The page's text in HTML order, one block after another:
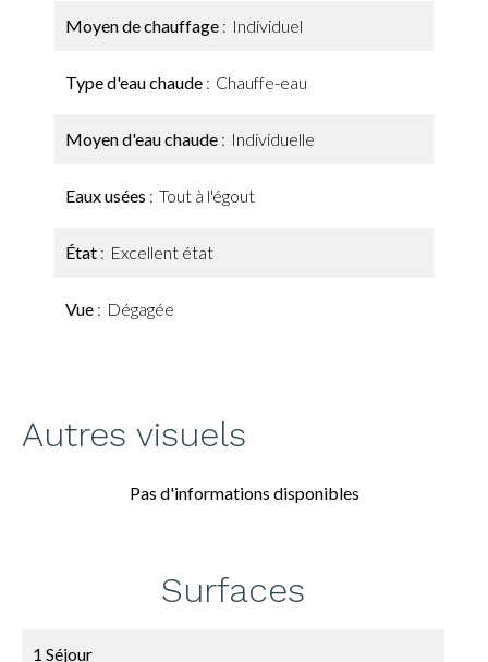
Moyen de chauffage Individuel
Type d'eau chaude Chauffe-eau
Moyen d'eau chaude Individuelle
Eaux usées Tout à l'égout
État Excellent état
Vue Dégagée
Autres visuels
Pas d'informations disponibles
Surfaces
1 Séjour